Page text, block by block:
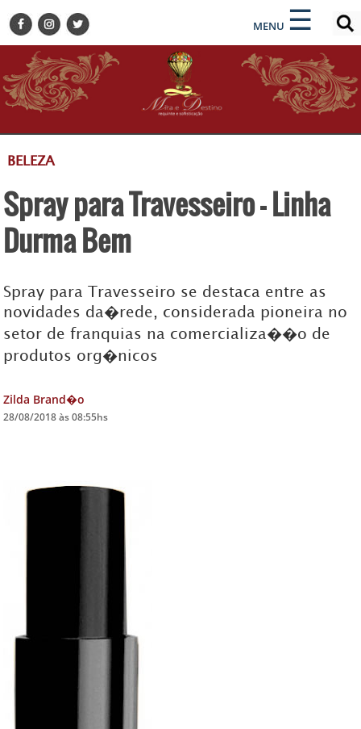
MENU ☰
×
BELEZA
BUSINESS E NEGÓCIOS
CULTURA
DESTINOS
GASTRONOMIA
HOTELARIA
SOCIAL
TURISMO
ZILDA BRANDÃO
×
ENCONTRE SUA NOTÍCIA
BELEZA
Spray para Travesseiro - Linha
Durma Bem
Spray para Travesseiro se destaca entre as
novidades da�rede, considerada pioneira no
setor de franquias na comercializa��o de
produtos org�nicos
Zilda Brand�o
28/08/2018 às 08:55hs